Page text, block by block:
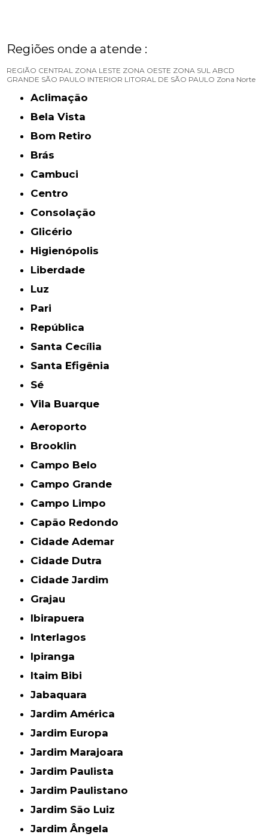
Regiões onde a atende :
REGIÃO CENTRAL ZONA LESTE ZONA OESTE ZONA SUL ABCD
GRANDE SÃO PAULO INTERIOR LITORAL DE SÃO PAULO Zona Norte
Aclimação
Bela Vista
Bom Retiro
Brás
Cambuci
Centro
Consolação
Glicério
Higienópolis
Liberdade
Luz
Pari
República
Santa Cecília
Santa Efigênia
Sé
Vila Buarque
Aeroporto
Brooklin
Campo Belo
Campo Grande
Campo Limpo
Capão Redondo
Cidade Ademar
Cidade Dutra
Cidade Jardim
Grajau
Ibirapuera
Interlagos
Ipiranga
Itaim Bibi
Jabaquara
Jardim América
Jardim Europa
Jardim Marajoara
Jardim Paulista
Jardim Paulistano
Jardim São Luiz
Jardim Ângela